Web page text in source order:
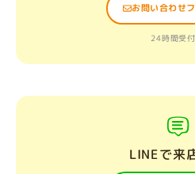
お問い合わせ
24時間受
LINEで来